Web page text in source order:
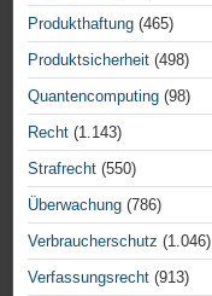
Produkthaftung (465)
Produktsicherheit (498)
Quantencomputing (98)
Recht (1.143)
Strafrecht (550)
Überwachung (786)
Verbraucherschutz (1.046)
Verfassungsrecht (913)